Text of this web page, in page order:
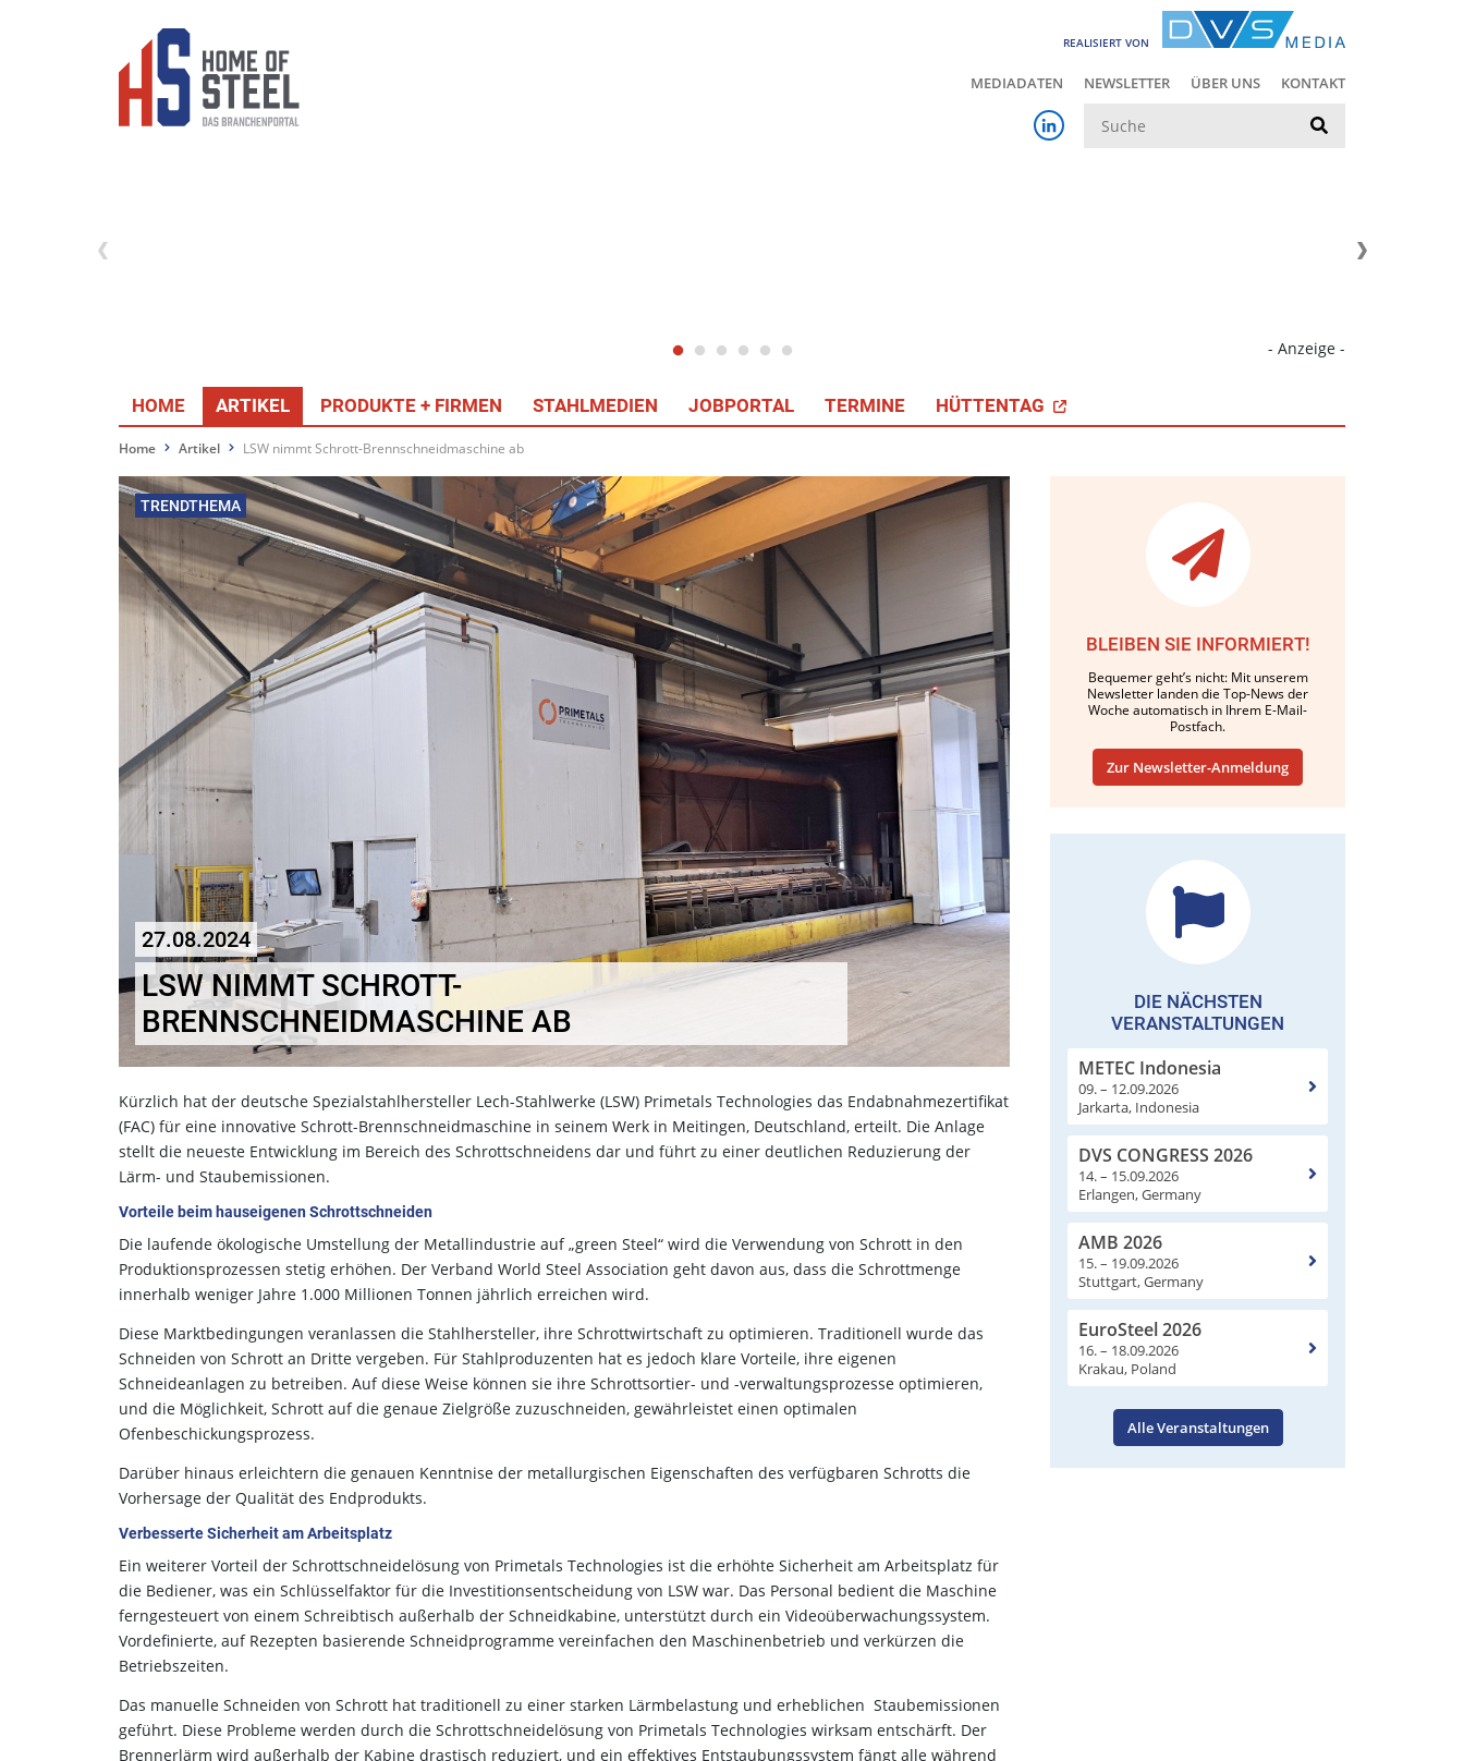
REALISIERT VON
MEDIADATEN NEWSLETTER ÜBER UNS KONTAKT
- Anzeige -
HOME ARTIKEL PRODUKTE + FIRMEN STAHLMEDIEN JOBPORTAL TERMINE HÜTTENTAG
Home Artikel LSW nimmt Schrott-Brennschneidmaschine ab
TRENDTHEMA
27.08.2024
LSW NIMMT SCHROTT-
BRENNSCHNEIDMASCHINE AB
Kürzlich hat der deutsche Spezialstahlhersteller Lech-Stahlwerke (LSW) Primetals Technologies das Endabnahmezertifikat
(FAC) für eine innovative Schrott-Brennschneidmaschine in seinem Werk in Meitingen, Deutschland, erteilt. Die Anlage
stellt die neueste Entwicklung im Bereich des Schrottschneidens dar und führt zu einer deutlichen Reduzierung der
Lärm- und Staubemissionen.
Vorteile beim hauseigenen Schrottschneiden
Die laufende ökologische Umstellung der Metallindustrie auf „green Steel“ wird die Verwendung von Schrott in den
Produktionsprozessen stetig erhöhen. Der Verband World Steel Association geht davon aus, dass die Schrottmenge
innerhalb weniger Jahre 1.000 Millionen Tonnen jährlich erreichen wird.
Diese Marktbedingungen veranlassen die Stahlhersteller, ihre Schrottwirtschaft zu optimieren. Traditionell wurde das
Schneiden von Schrott an Dritte vergeben. Für Stahlproduzenten hat es jedoch klare Vorteile, ihre eigenen
Schneideanlagen zu betreiben. Auf diese Weise können sie ihre Schrottsortier- und -verwaltungsprozesse optimieren,
und die Möglichkeit, Schrott auf die genaue Zielgröße zuzuschneiden, gewährleistet einen optimalen
Ofenbeschickungsprozess.
Darüber hinaus erleichtern die genauen Kenntnise der metallurgischen Eigenschaften des verfügbaren Schrotts die
Vorhersage der Qualität des Endprodukts.
Verbesserte Sicherheit am Arbeitsplatz
Ein weiterer Vorteil der Schrottschneidelösung von Primetals Technologies ist die erhöhte Sicherheit am Arbeitsplatz für
die Bediener, was ein Schlüsselfaktor für die Investitionsentscheidung von LSW war. Das Personal bedient die Maschine
ferngesteuert von einem Schreibtisch außerhalb der Schneidkabine, unterstützt durch ein Videoüberwachungssystem.
Vordefinierte, auf Rezepten basierende Schneidprogramme vereinfachen den Maschinenbetrieb und verkürzen die
Betriebszeiten.
Das manuelle Schneiden von Schrott hat traditionell zu einer starken Lärmbelastung und erheblichen Staubemissionen
geführt. Diese Probleme werden durch die Schrottschneidelösung von Primetals Technologies wirksam entschärft. Der
Brennerlärm wird außerhalb der Kabine drastisch reduziert, und ein effektives Entstaubungssystem fängt alle während
BLEIBEN SIE INFORMIERT!
Bequemer geht’s nicht: Mit unserem
Newsletter landen die Top-News der
Woche automatisch in Ihrem E-Mail-
Postfach.
Zur Newsletter-Anmeldung
DIE NÄCHSTEN
VERANSTALTUNGEN
METEC Indonesia
09. – 12.09.2026
Jarkarta, Indonesia
DVS CONGRESS 2026
14. – 15.09.2026
Erlangen, Germany
AMB 2026
15. – 19.09.2026
Stuttgart, Germany
EuroSteel 2026
16. – 18.09.2026
Krakau, Poland
Alle Veranstaltungen